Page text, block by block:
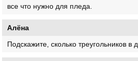
все что нужно для пледа.
Алёна
Подскажите, сколько треугольников в